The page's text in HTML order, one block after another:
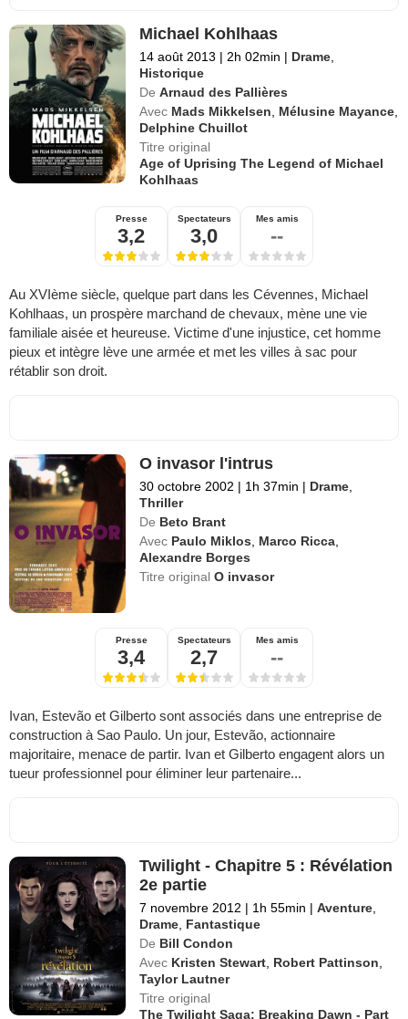
Michael Kohlhaas
14 août 2013 | 2h 02min | Drame
Historique
De Arnaud des Pallières
Avec Mads Mikkelsen Mélusine Mayance
Delphine Chuillot
Titre original
Age of Uprising The Legend of Michael
Kohlhaas
Presse
3,2
Spectateurs
3,0
Mes amis
--
Au XVIème siècle, quelque part dans les Cévennes, Michael
Kohlhaas, un prospère marchand de chevaux, mène une vie
familiale aisée et heureuse. Victime d'une injustice, cet homme
pieux et intègre lève une armée et met les villes à sac pour
rétablir son droit.
O invasor l'intrus
30 octobre 2002 | 1h 37min | Drame
Thriller
De Beto Brant
Avec Paulo Miklos Marco Ricca
Alexandre Borges
Titre originalO invasor
Presse
3,4
Spectateurs
2,7
Mes amis
--
Ivan, Estevão et Gilberto sont associés dans une entreprise de
construction à Sao Paulo. Un jour, Estevão, actionnaire
majoritaire, menace de partir. Ivan et Gilberto engagent alors un
tueur professionnel pour éliminer leur partenaire...
Twilight - Chapitre 5 : Révélation
2e partie
7 novembre 2012 | 1h 55min | Aventure
Drame Fantastique
De Bill Condon
Avec Kristen Stewart Robert Pattinson
Taylor Lautner
Titre original
The Twilight Saga: Breaking Dawn - Part